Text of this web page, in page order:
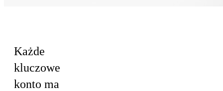
Każde
kluczowe
konto ma